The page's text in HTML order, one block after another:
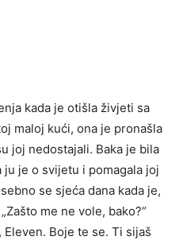
kada je otišla živjeti sa
maloj kući, ona je pronašla
joj nedostajali. Baka je bila
je o svijetu i pomagala joj
se sjeća dana kada je,
me ne vole, bako?“
Boje te se. Ti sijaš